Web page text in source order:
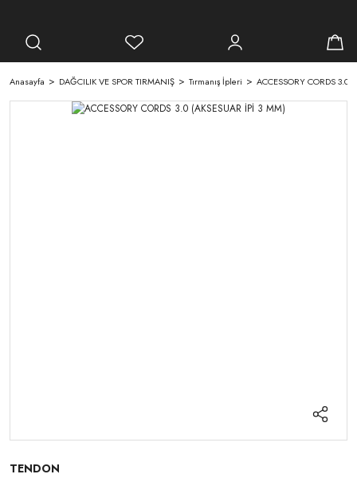
Anasayfa DAĞCILIK VE SPOR TIRMANIŞ Tırmanış İpleri ACCESSORY CORDS 3.0
TENDON